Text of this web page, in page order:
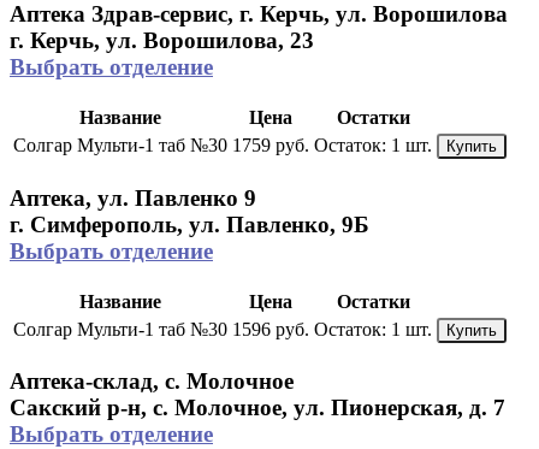
Аптека Здрав-сервис, г. Керчь, ул. Ворошилова
г. Керчь, ул. Ворошилова, 23
Выбрать отделение
Название Цена
Остатки
Солгар Мульти-1 таб №30 1759 руб. Остаток: 1 шт. Купить
Аптека, ул. Павленко 9
г. Симферополь, ул. Павленко, 9Б
Выбрать отделение
Название Цена
Остатки
Солгар Мульти-1 таб №30 1596 руб. Остаток: 1 шт. Купить
Аптека-склад, с. Молочное
Сакский р-н, с. Молочное, ул. Пионерская, д. 7
Выбрать отделение